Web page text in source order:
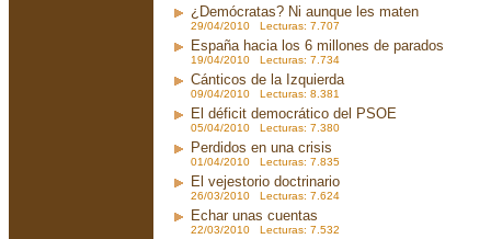
¿Demócratas? Ni aunque les maten
29/04/2010 Lecturas: 7.707
España hacia los 6 millones de parados
19/04/2010 Lecturas: 7.734
Cánticos de la Izquierda
09/04/2010 Lecturas: 8.381
El déficit democrático del PSOE
05/04/2010 Lecturas: 7.380
Perdidos en una crisis
01/04/2010 Lecturas: 7.835
El vejestorio doctrinario
26/03/2010 Lecturas: 7.624
Echar unas cuentas
22/03/2010 Lecturas: 7.532